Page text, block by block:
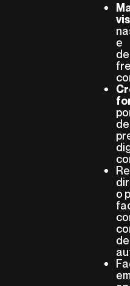
e
o
de